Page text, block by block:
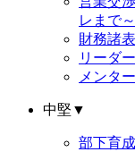
レまで～
財務諸
リーダ
メンタ
中堅 ▼
部下育